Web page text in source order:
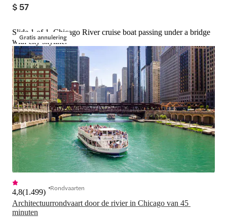
$ 57
Gratis annulering
Slide 1 of 1, Chicago River cruise boat passing under a bridge
with city skyline.
Architectuurrondvaart door de rivier in Chicago van 45
minuten
4,8(1.499) Rondvaarten